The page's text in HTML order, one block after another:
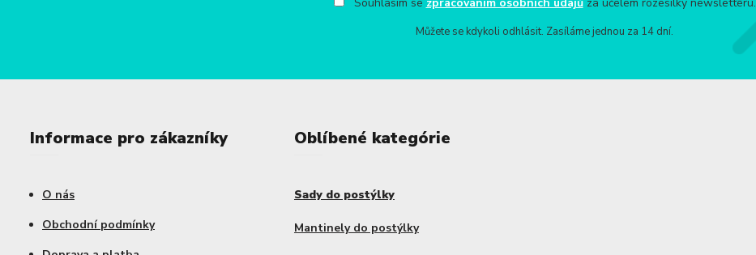
Můžete se kdykoli odhlásit. Zasíláme jednou za 14 dní.
Informace pro zákazníky
O nás
Obchodní podmínky
Oblíbené kategórie
Sady do postýlky
Mantinely do postýlky